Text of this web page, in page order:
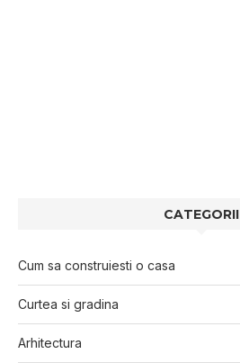
CATEGORII
Cum sa construiesti o casa
Curtea si gradina
Arhitectura